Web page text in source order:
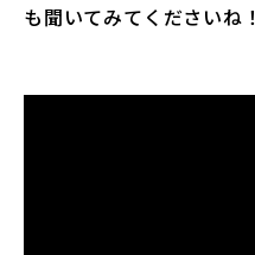
も聞いてみてくださいね！